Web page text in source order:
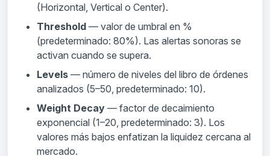
(Horizontal, Vertical o Center).
Threshold — valor de umbral en %
(predeterminado: 80%). Las alertas sonoras se
activan cuando se supera.
Levels — número de niveles del libro de órdenes
analizados (5–50, predeterminado: 10).
Weight Decay — factor de decaimiento
exponencial (1–20, predeterminado: 3). Los
valores más bajos enfatizan la liquidez cercana al
mercado.